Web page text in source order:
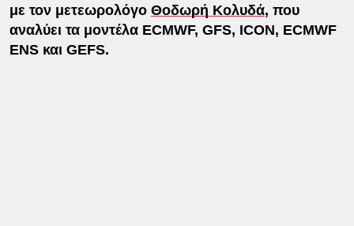
με τον μετεωρολόγο Θοδωρή Κολυδά, που
αναλύει τα μοντέλα ECMWF, GFS, ICON, ECMWF
ENS και GEFS.